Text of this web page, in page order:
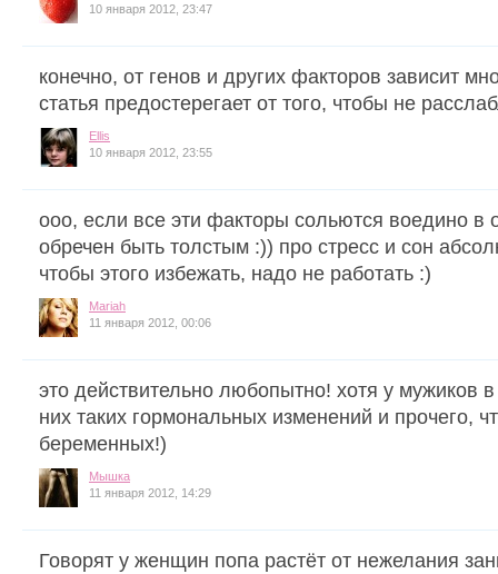
10 января 2012, 23:47
конечно, от генов и других факторов зависит
статья предостерегает от того, чтобы не
Ellis
10 января 2012, 23:55
ооо, если все эти факторы сольются воедино в
обречен быть толстым :)) про стресс и сон
чтобы этого избежать, надо не работать :)
Mariah
11 января 2012, 00:06
это действительно любопытно! хотя у мужиков
них таких гормональных изменений и прочего,
беременных!)
Мышка
11 января 2012, 14:29
Говорят у женщин попа растёт от нежелания